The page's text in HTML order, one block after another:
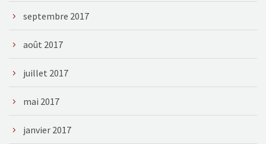
septembre 2017
août 2017
juillet 2017
mai 2017
janvier 2017